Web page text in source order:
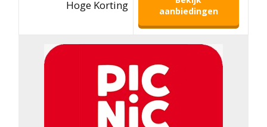
Hoge Korting
aanbiedingen